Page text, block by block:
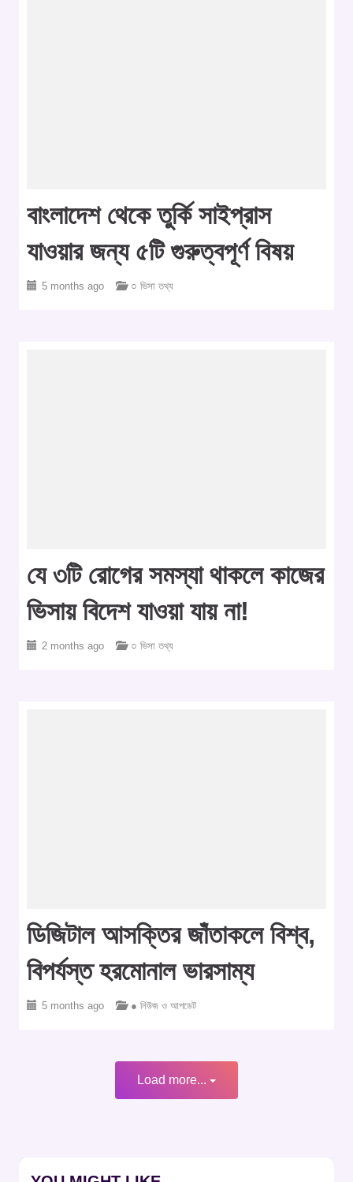
বাংলাদেশ থেকে তুর্কি সাইপ্রাস
যাওয়ার জন্য ৫টি গুরুত্বপূর্ণ বিষয়
5 months ago ○ ভিসা তথ্য
যে ৩টি রোগের সমস্যা থাকলে কাজের
ভিসায় বিদেশ যাওয়া যায় না!
2 months ago ○ ভিসা তথ্য
ডিজিটাল আসক্তির জাঁতাকলে বিশ্ব,
বিপর্যস্ত হরমোনাল ভারসাম্য
5 months ago ● নিউজ ও আপডেট
Load more...